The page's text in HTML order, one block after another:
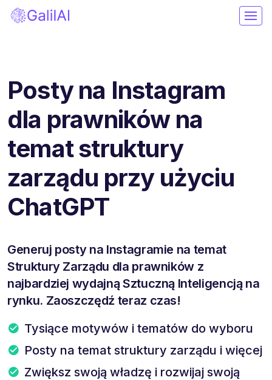
Posty na Instagram
dla prawników na
temat struktury
zarządu przy użyciu
ChatGPT
Generuj posty na Instagramie na temat
Struktury Zarządu dla prawników z
najbardziej wydajną Sztuczną Inteligencją na
rynku. Zaoszczędź teraz czas!
Tysiące motywów i tematów do wyboru
Posty na temat struktury zarządu i więcej
Zwiększ swoją władzę i rozwijaj swoją